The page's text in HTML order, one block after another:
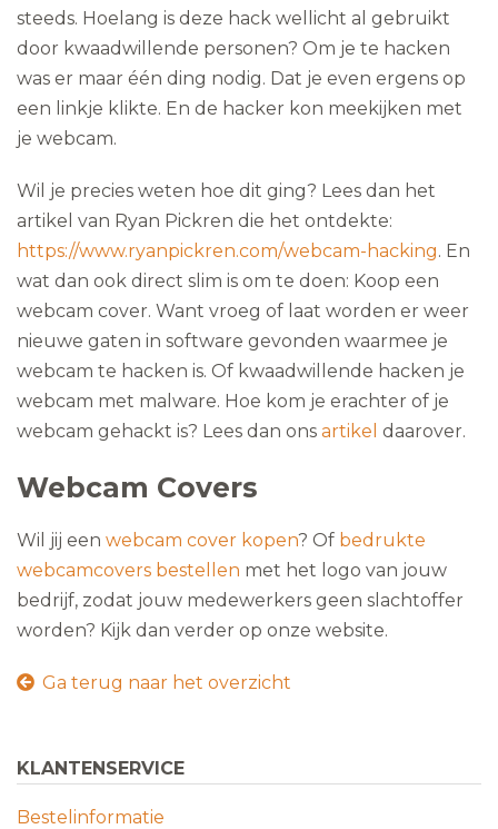
steeds. Hoelang is deze hack wellicht al gebruikt
door kwaadwillende personen? Om je te hacken
was er maar één ding nodig. Dat je even ergens op
een linkje klikte. En de hacker kon meekijken met
je webcam.
Wil je precies weten hoe dit ging? Lees dan het
artikel van Ryan Pickren die het ontdekte:
https://www.ryanpickren.com/webcam-hacking. En
wat dan ook direct slim is om te doen: Koop een
webcam cover. Want vroeg of laat worden er weer
nieuwe gaten in software gevonden waarmee je
webcam te hacken is. Of kwaadwillende hacken je
webcam met malware. Hoe kom je erachter of je
webcam gehackt is? Lees dan ons artikel daarover.
Webcam Covers
Wil jij een webcam cover kopen? Of bedrukte
webcamcovers bestellen met het logo van jouw
bedrijf, zodat jouw medewerkers geen slachtoffer
worden? Kijk dan verder op onze website.
Ga terug naar het overzicht
KLANTENSERVICE
Bestelinformatie